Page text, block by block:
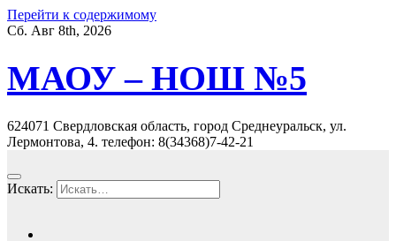
Перейти к содержимому
Сб. Авг 8th, 2026
МАОУ – НОШ №5
624071 Свердловская область, город Среднеуральск, ул.
Лермонтова, 4. телефон: 8(34368)7-42-21
Искать: